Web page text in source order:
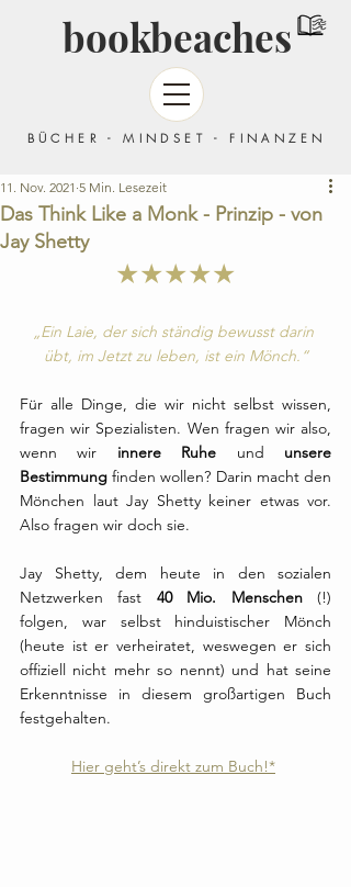
bookbeaches
BÜCHER - MINDSET - FINANZEN
Das Think Like a Monk - Prinzip - von
Jay Shetty
11. Nov. 2021 5 Min. Lesezeit
★★★★★
„Ein Laie, der sich ständig bewusst darin
übt, im Jetzt zu leben, ist ein Mönch.“
Für alle Dinge, die wir nicht selbst wissen,
fragen wir Spezialisten. Wen fragen wir also,
wenn wir innere Ruhe und unsere
Bestimmung finden wollen? Darin macht den
Mönchen laut Jay Shetty keiner etwas vor.
Also fragen wir doch sie.
Jay Shetty, dem heute in den sozialen
Netzwerken fast 40 Mio. Menschen (!)
folgen, war selbst hinduistischer Mönch
(heute ist er verheiratet, weswegen er sich
offiziell nicht mehr so nennt) und hat seine
Erkenntnisse in diesem großartigen Buch
festgehalten.
Hier geht’s direkt zum Buch!*